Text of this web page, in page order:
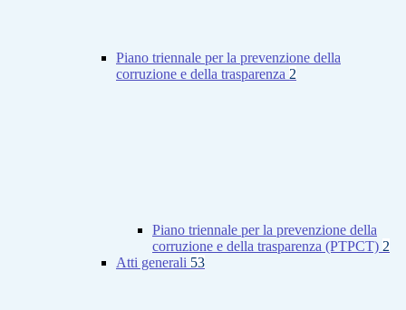
Piano triennale per la prevenzione della
corruzione e della trasparenza 2
Piano triennale per la prevenzione della
corruzione e della trasparenza (PTPCT) 2
Atti generali 53